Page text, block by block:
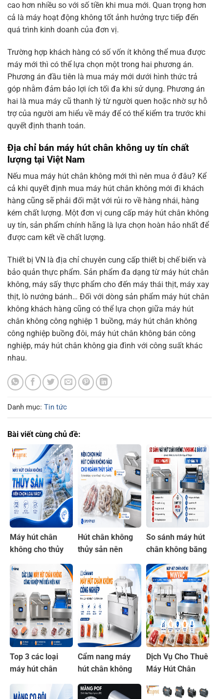
cao hơn nhiều so với số tiền khi mua mới. Quan trọng hơn
cả là máy hoạt động không tốt ảnh hưởng trực tiếp đến
quá trình kinh doanh của đơn vị.
Trường hợp khách hàng có số vốn ít không thể mua được
máy mới thì có thể lựa chọn một trong hai phương án.
Phương án đầu tiên là mua máy mới dưới hình thức trả
góp nhằm đảm bảo lợi ích tối đa khi sử dụng. Phương án
hai là mua máy cũ thanh lý từ người quen hoặc nhờ sự hỗ
trợ của người am hiểu về máy để có thể kiểm tra trước khi
quyết định thanh toán.
Địa chỉ bán máy hút chân không uy tín chất
lượng tại Việt Nam
Nếu mua máy hút chân không mới thì nên mua ở đâu? Kể
cả khi quyết định mua máy hút chân không mới đi khách
hàng cũng sẽ phải đối mặt với rủi ro về hàng nhái, hàng
kém chất lượng. Một đơn vị cung cấp máy hút chân không
uy tín, sản phẩm chính hãng là lựa chọn hoàn hảo nhất để
được cam kết về chất lượng.
Thiết bị VN là địa chỉ chuyên cung cấp thiết bị chế biến và
bảo quản thực phẩm. Sản phẩm đa dạng từ máy hút chân
không, máy sấy thực phẩm cho đến máy thái thịt, máy xay
thịt, lò nướng bánh… Đối với dòng sản phẩm máy hút chân
không khách hàng cũng có thể lựa chọn giữa máy hút
chân không công nghiệp 1 buồng, máy hút chân không
công nghiệp buồng đôi, máy hút chân không bán công
nghiệp, máy hút chân không gia đình với công suất khác
nhau.
Danh mục: Tin tức
Bài viết cùng chủ đề:
Máy hút chân
không cho thủy
nào?
Hút chân không
thủy sản nên
Báo giá mới 2026
So sánh máy hút
chân không băng
Top 3 các loại
máy hút chân
nghiệp phổ biến
Cẩm nang máy
hút chân không
Phân loại, nguyên
Dịch Vụ Cho Thuê
Máy Hút Chân
Tín, Chất Lượng